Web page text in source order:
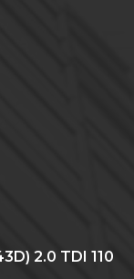
2.0 TDI 110